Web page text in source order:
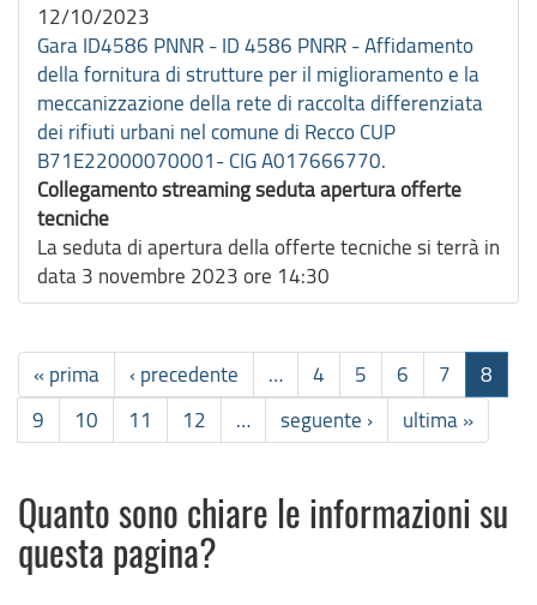
12/10/2023
Gara ID4586 PNNR - ID 4586 PNRR - Affidamento
della fornitura di strutture per il miglioramento e la
meccanizzazione della rete di raccolta differenziata
dei rifiuti urbani nel comune di Recco CUP
B71E22000070001- CIG A017666770.
Collegamento streaming seduta apertura offerte
tecniche
La seduta di apertura della offerte tecniche si terrà in
data 3 novembre 2023 ore 14:30
« prima ‹ precedente … 4 5 6 7
8
9
10 11 12 … seguente › ultima »
Quanto sono chiare le informazioni su
questa pagina?